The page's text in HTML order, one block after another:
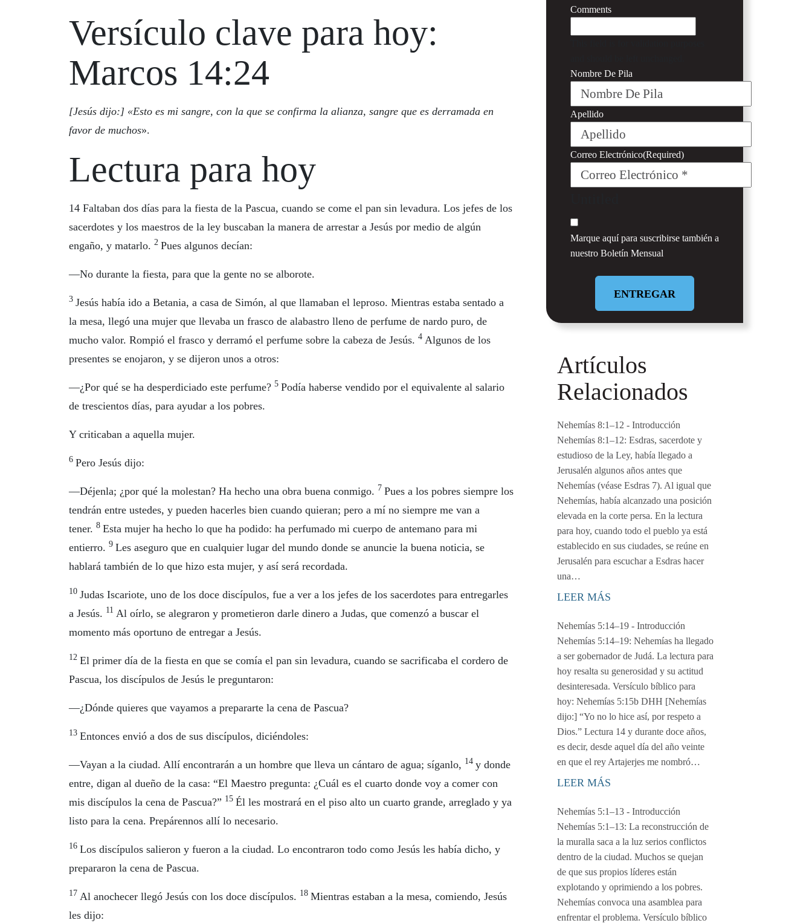
Versículo clave para hoy:
Marcos 14:24
[Jesús dijo:] «Esto es mi sangre, con la que se confirma la alianza, sangre que es derramada en
favor de muchos».
Lectura para hoy
14 Faltaban dos días para la fiesta de la Pascua, cuando se come el pan sin levadura. Los jefes de los
sacerdotes y los maestros de la ley buscaban la manera de arrestar a Jesús por medio de algún
engaño, y matarlo. 2 Pues algunos decían:
—No durante la fiesta, para que la gente no se alborote.
3 Jesús había ido a Betania, a casa de Simón, al que llamaban el leproso. Mientras estaba sentado a
la mesa, llegó una mujer que llevaba un frasco de alabastro lleno de perfume de nardo puro, de
mucho valor. Rompió el frasco y derramó el perfume sobre la cabeza de Jesús. 4 Algunos de los
presentes se enojaron, y se dijeron unos a otros:
—¿Por qué se ha desperdiciado este perfume? 5 Podía haberse vendido por el equivalente al salario
de trescientos días, para ayudar a los pobres.
Y criticaban a aquella mujer.
6 Pero Jesús dijo:
—Déjenla; ¿por qué la molestan? Ha hecho una obra buena conmigo. 7 Pues a los pobres siempre los
tendrán entre ustedes, y pueden hacerles bien cuando quieran; pero a mí no siempre me van a
tener. 8 Esta mujer ha hecho lo que ha podido: ha perfumado mi cuerpo de antemano para mi
entierro. 9 Les aseguro que en cualquier lugar del mundo donde se anuncie la buena noticia, se
hablará también de lo que hizo esta mujer, y así será recordada.
10 Judas Iscariote, uno de los doce discípulos, fue a ver a los jefes de los sacerdotes para entregarles
a Jesús. 11 Al oírlo, se alegraron y prometieron darle dinero a Judas, que comenzó a buscar el
momento más oportuno de entregar a Jesús.
12 El primer día de la fiesta en que se comía el pan sin levadura, cuando se sacrificaba el cordero de
Pascua, los discípulos de Jesús le preguntaron:
—¿Dónde quieres que vayamos a prepararte la cena de Pascua?
13 Entonces envió a dos de sus discípulos, diciéndoles:
—Vayan a la ciudad. Allí encontrarán a un hombre que lleva un cántaro de agua; síganlo, 14 y donde
entre, digan al dueño de la casa: “El Maestro pregunta: ¿Cuál es el cuarto donde voy a comer con
mis discípulos la cena de Pascua?” 15 Él les mostrará en el piso alto un cuarto grande, arreglado y ya
listo para la cena. Prepárennos allí lo necesario.
16 Los discípulos salieron y fueron a la ciudad. Lo encontraron todo como Jesús les había dicho, y
prepararon la cena de Pascua.
17 Al anochecer llegó Jesús con los doce discípulos. 18 Mientras estaban a la mesa, comiendo, Jesús
les dijo:
Comments
Nombre De Pila
Apellido
Correo Electrónico(Required)
Marque aquí para suscribirse también a
nuestro Boletín Mensual
Artículos
Relacionados
Nehemías 8:1–12 - Introducción
Nehemías 8:1–12: Esdras, sacerdote y
estudioso de la Ley, había llegado a
Jerusalén algunos años antes que
Nehemías (véase Esdras 7). Al igual que
Nehemías, había alcanzado una posición
elevada en la corte persa. En la lectura
para hoy, cuando todo el pueblo ya está
establecido en sus ciudades, se reúne en
Jerusalén para escuchar a Esdras hacer
una…
LEER MÁS
Nehemías 5:14–19 - Introducción
Nehemías 5:14–19: Nehemías ha llegado
a ser gobernador de Judá. La lectura para
hoy resalta su generosidad y su actitud
desinteresada. Versículo bíblico para
hoy: Nehemías 5:15b DHH [Nehemías
dijo:] “Yo no lo hice así, por respeto a
Dios.” Lectura 14 y durante doce años,
es decir, desde aquel día del año veinte
en que el rey Artajerjes me nombró…
LEER MÁS
Nehemías 5:1–13 - Introducción
Nehemías 5:1–13: La reconstrucción de
la muralla saca a la luz serios conflictos
dentro de la ciudad. Muchos se quejan
de que sus propios líderes están
explotando y oprimiendo a los pobres.
Nehemías convoca una asamblea para
enfrentar el problema. Versículo bíblico